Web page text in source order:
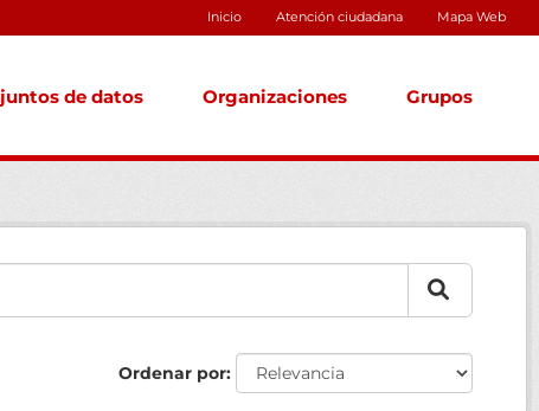
Inicio Atención ciudadana Mapa Web
de datos Organizaciones Grupos
Ordenar por